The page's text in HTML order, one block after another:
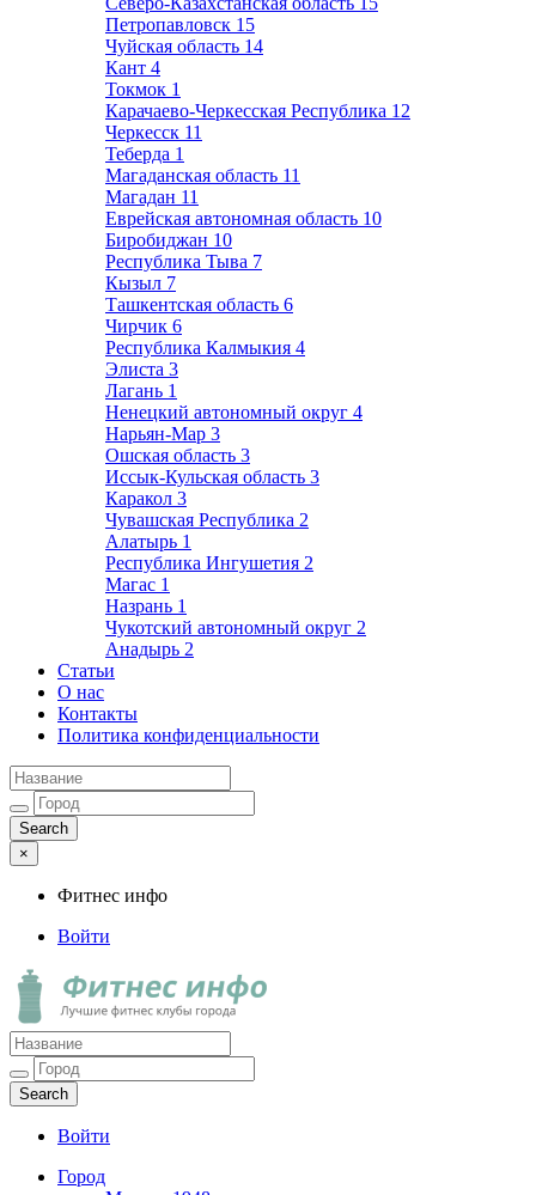
Петропавловск 15
Чуйская область 14
Кант 4
Токмок 1
Карачаево-Черкесская Республика 12
Черкесск 11
Теберда 1
Магаданская область 11
Магадан 11
Еврейская автономная область 10
Биробиджан 10
Республика Тыва 7
Кызыл 7
Ташкентская область 6
Чирчик 6
Республика Калмыкия 4
Элиста 3
Лагань 1
Ненецкий автономный округ 4
Нарьян-Мар 3
Ошская область 3
Иссык-Кульская область 3
Каракол 3
Чувашская Республика 2
Алатырь 1
Республика Ингушетия 2
Магас 1
Назрань 1
Чукотский автономный округ 2
Анадырь 2
Статьи
О нас
Контакты
Политика конфиденциальности
×
Фитнес инфо
Войти
Фитнес инфо
Лучшие фитнес клубы города
Войти
Город